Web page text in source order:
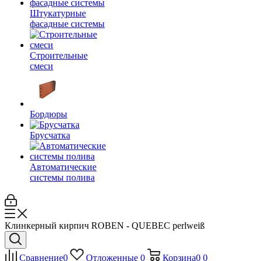
Штукатурные
фасадные системы
Строительные
смеси
Бордюры
Брусчатка
Автоматические
системы полива
Клинкерный кирпич ROBEN - QUEBEC perlweiß
Сравнение0 Отложенные 0 Корзина0 0